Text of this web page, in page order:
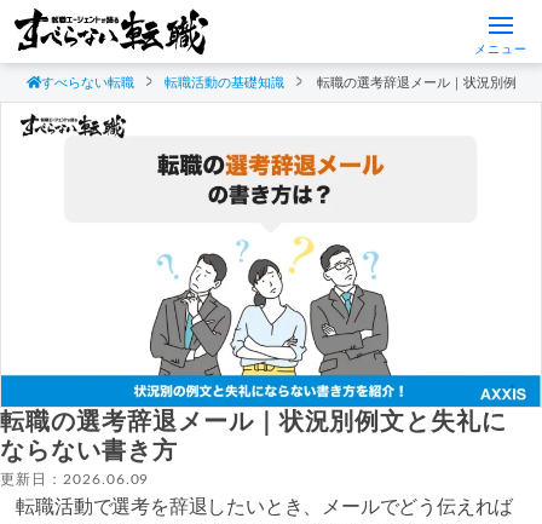
メニュー
すべらない転職 転職活動の基礎知識 転職の選考辞退メール｜状況別例文
転職の選考辞退メール｜状況別例文と失礼に
ならない書き方
更新日：2026.06.09
転職活動で選考を辞退したいとき、メールでどう伝えれば